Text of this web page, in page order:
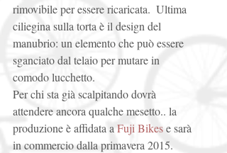
rimovibile per essere ricaricata.  Ultima
ciliegina sulla torta è il design del
manubrio: un elemento che può essere
sganciato dal telaio per mutare in
comodo lucchetto.
Per chi sta già scalpitando dovrà
attendere ancora qualche mesetto.. la
produzione è affidata a Fuji Bikes e sarà
in commercio dalla primavera 2015.